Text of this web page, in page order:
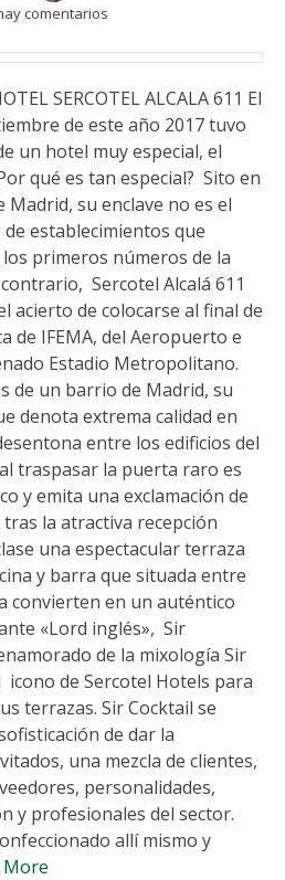
comentarios
SERCOTEL ALCALA 611 El
de este año 2017 tuvo
un hotel muy especial, el
qué es tan especial? Sito en
Madrid, su enclave no es el
establecimientos que
primeros números de la
Sercotel Alcalá 611
acierto de colocarse al final de
de IFEMA, del Aeropuerto e
Estadio Metropolitano.
de un barrio de Madrid, su
denota extrema calidad en
entre los edificios del
traspasar la puerta raro es
y emita una exclamación de
la atractiva recepción
una espectacular terraza
y barra que situada entre
convierten en un auténtico
«Lord inglés», Sir
de la mixología Sir
de Sercotel Hotels para
terrazas. Sir Cocktail se
de dar la
una mezcla de clientes,
personalidades,
y profesionales del sector.
allí mismo y
More